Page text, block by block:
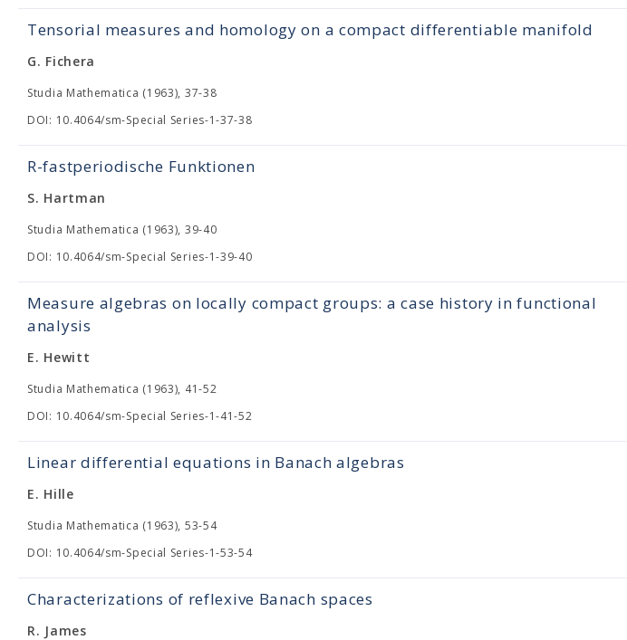
Tensorial measures and homology on a compact differentiable manifold
G. Fichera
Studia Mathematica (1963), 37-38
DOI: 10.4064/sm-Special Series-1-37-38
R-fastperiodische Funktionen
S. Hartman
Studia Mathematica (1963), 39-40
DOI: 10.4064/sm-Special Series-1-39-40
Measure algebras on locally compact groups: a case history in functional
analysis
E. Hewitt
Studia Mathematica (1963), 41-52
DOI: 10.4064/sm-Special Series-1-41-52
Linear differential equations in Banach algebras
E. Hille
Studia Mathematica (1963), 53-54
DOI: 10.4064/sm-Special Series-1-53-54
Characterizations of reflexive Banach spaces
R. James